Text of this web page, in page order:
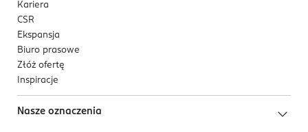
Kariera
CSR
Ekspansja
Biuro prasowe
Złóż ofertę
Inspiracje
Nasze oznaczenia